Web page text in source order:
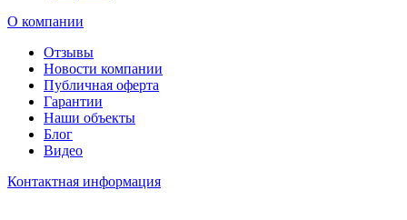
О компании
Отзывы
Новости компании
Публичная оферта
Гарантии
Наши объекты
Блог
Видео
Контактная информация